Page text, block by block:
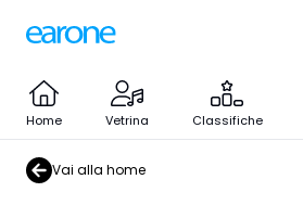
Home Vetrina Classifiche
Vai alla home